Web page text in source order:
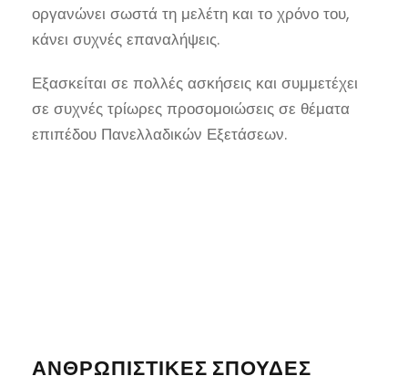
οργανώνει σωστά τη μελέτη και το χρόνο του,
κάνει συχνές επαναλήψεις.
Εξασκείται σε πολλές ασκήσεις και συμμετέχει
σε συχνές τρίωρες προσομοιώσεις σε θέματα
επιπέδου Πανελλαδικών Εξετάσεων.
ΑΝΘΡΩΠΙΣΤΙΚΈΣ ΣΠΟΥΔΈΣ